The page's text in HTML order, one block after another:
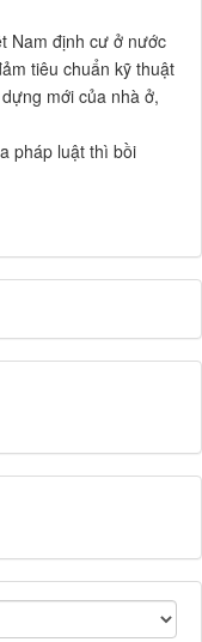
Nam định cư ở nước
tiêu chuẩn kỹ thuật
mới của nhà ở,
pháp luật thì bồi